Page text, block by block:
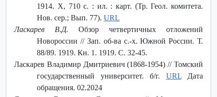
1914. X, 710 с. : ил. : карт. (Тр. Геол. комитета.
Нов. сер.; Вып. 77).URL
Ласкарев В.Д. Обзор четвертичных отложений
Новороссии // Зап. об-ва с.-х. Южной России. Т.
88/89. 1919. Кн. 1. 1919. С. 32-45.
Ласкарев Владимир Дмитриевич (1868-1954) // Томский
государственный университет. б/г. URLДата
обращения. 02.2024